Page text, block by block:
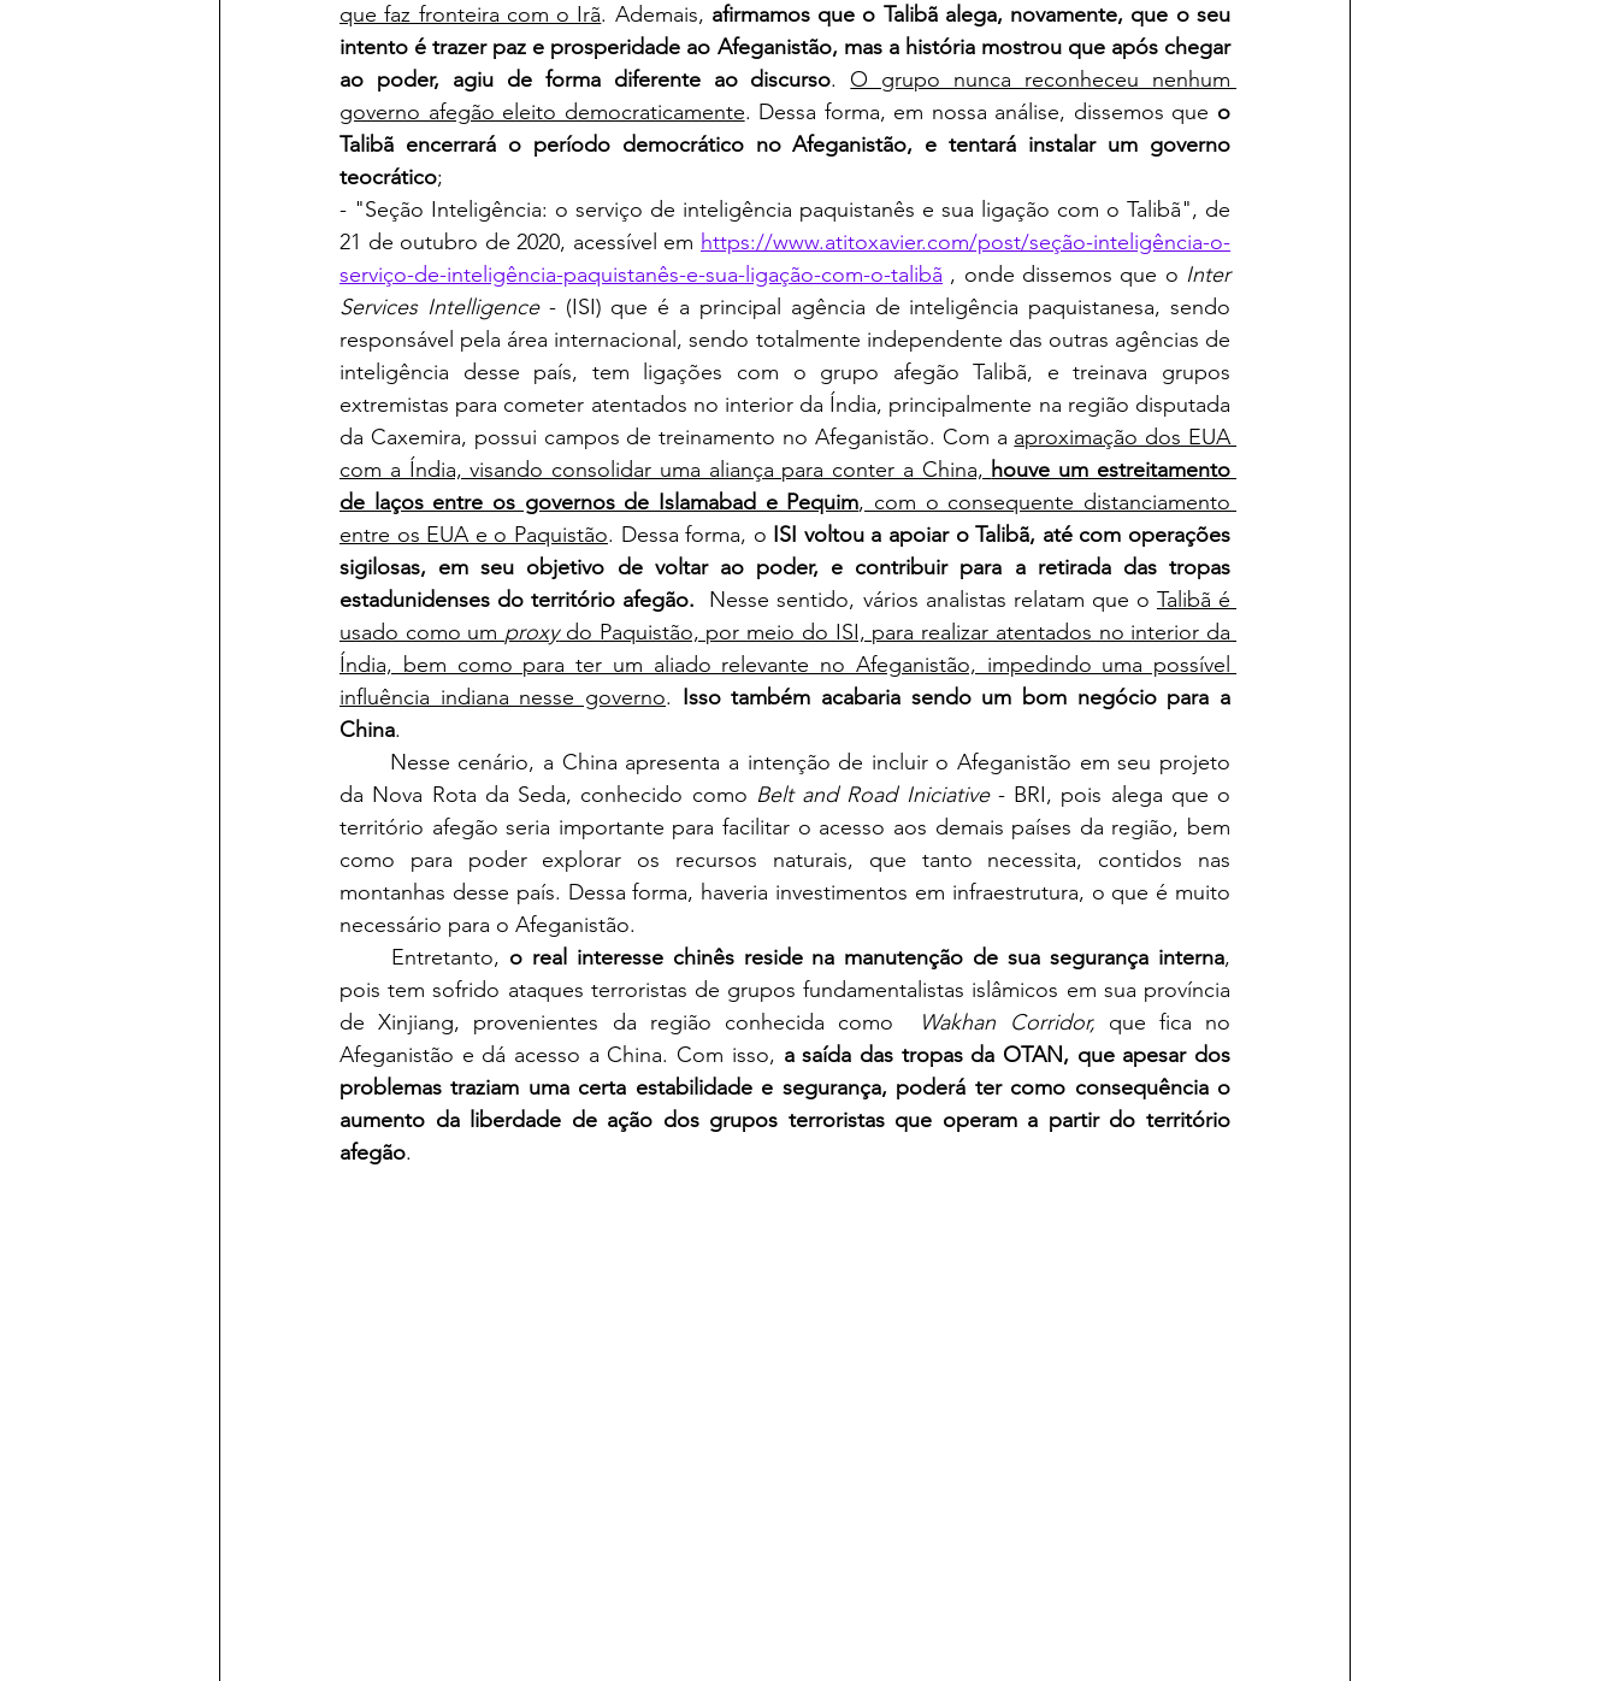
que faz fronteira com o Irã. Ademais, afirmamos que o Talibã alega, novamente, que o seu
intento é trazer paz e prosperidade ao Afeganistão, mas a história mostrou que após chegar
ao poder, agiu de forma diferente ao discurso. O grupo nunca reconheceu nenhum
governo afegão eleito democraticamente. Dessa forma, em nossa análise, dissemos que o
Talibã encerrará o período democrático no Afeganistão, e tentará instalar um governo
teocrático;
- "Seção Inteligência: o serviço de inteligência paquistanês e sua ligação com o Talibã", de
21 de outubro de 2020, acessível em https://www.atitoxavier.com/post/seção-inteligência-o-
serviço-de-inteligência-paquistanês-e-sua-ligação-com-o-talibã , onde dissemos que o Inter
Services Intelligence - (ISI) que é a principal agência de inteligência paquistanesa, sendo
responsável pela área internacional, sendo totalmente independente das outras agências de
inteligência desse país, tem ligações com o grupo afegão Talibã, e treinava grupos
extremistas para cometer atentados no interior da Índia, principalmente na região disputada
da Caxemira, possui campos de treinamento no Afeganistão. Com a aproximação dos EUA
com a Índia, visando consolidar uma aliança para conter a China, houve um estreitamento
de laços entre os governos de Islamabad e Pequim, com o consequente distanciamento
entre os EUA e o Paquistão. Dessa forma, o ISI voltou a apoiar o Talibã, até com operações
sigilosas, em seu objetivo de voltar ao poder, e contribuir para a retirada das tropas
estadunidenses do território afegão.
Nesse sentido, vários analistas relatam que o Talibã é
usado como um proxy do Paquistão, por meio do ISI, para realizar atentados no interior da
Índia, bem como para ter um aliado relevante no Afeganistão, impedindo uma possível
influência indiana nesse governo. Isso também acabaria sendo um bom negócio para a
China.
da Nova Rota da Seda, conhecido como Belt and Road Iniciative - BRI, pois alega que o
território afegão seria importante para facilitar o acesso aos demais países da região, bem
como para poder explorar os recursos naturais, que tanto necessita, contidos nas
montanhas desse país. Dessa forma, haveria investimentos em infraestrutura, o que é muito
necessário para o Afeganistão.
	Entretanto,
o real interesse chinês reside na manutenção de sua segurança interna,
pois tem sofrido ataques terroristas de grupos fundamentalistas islâmicos em sua província
de Xinjiang, provenientes da região conhecida como
Wakhan Corridor, que fica no
Afeganistão e dá acesso a China. Com isso, a saída das tropas da OTAN, que apesar dos
problemas traziam uma certa estabilidade e segurança, poderá ter como consequência o
aumento da liberdade de ação dos grupos terroristas que operam a partir do território
afegão.